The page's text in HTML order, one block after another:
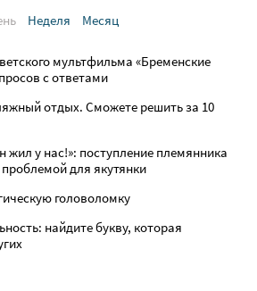
Неделя Месяц
мультфильма «Бременские
с ответами
отдых. Сможете решить за 10
жил у нас!»: поступление племянника
для якутянки
головоломку
найдите букву, которая